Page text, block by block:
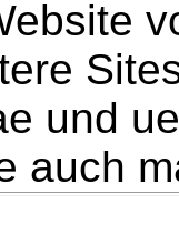
und
auch